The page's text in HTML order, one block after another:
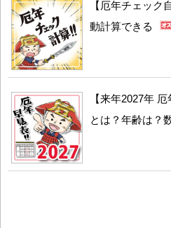
【厄年チェック
動計算できる
【来年2027年
とは？年齢は？